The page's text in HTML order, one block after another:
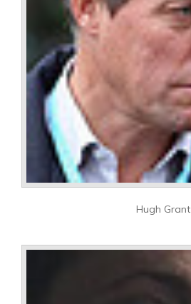
Hugh Grant